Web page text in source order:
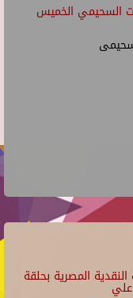
السحيمي الخميس
المصرية بحلقة